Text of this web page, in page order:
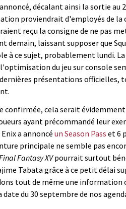
décalant ainsi la sortie au
proviendrait d'employés de la
reçu la consigne de ne pas
demain, laissant supposer que
à ce sujet, probablement lundi. La
du jeu sur console
présentations officielles,
confirmée, cela serait
ayant précommandé leur
a annoncé un Season Pass et 6
principale ne semble pas
Fantasy XVpourrait surtout
Tabata grâce à ce petit délai
tout de même une information
du 30 septembre de nos